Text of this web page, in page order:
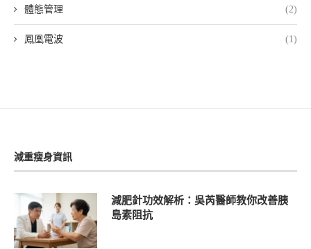
體態管理 (2)
鳳凰電波 (1)
減重瘦身資訊
減肥針功效解析：吳芮醫師教你改善胰
島素阻抗